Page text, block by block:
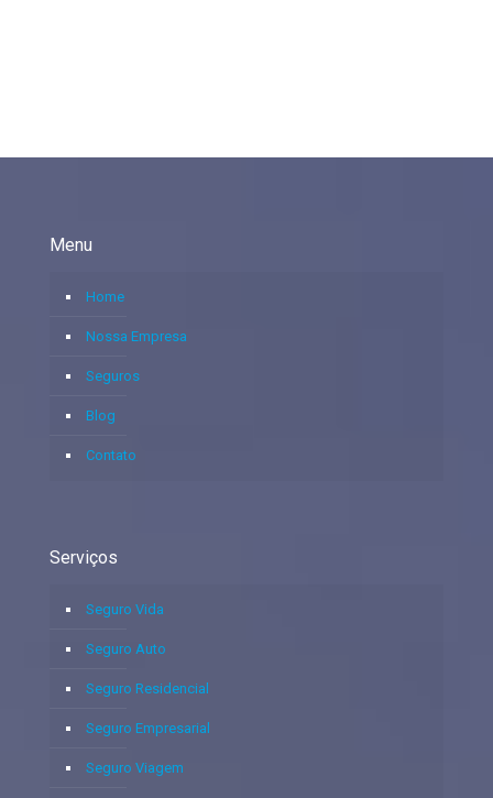
Menu
Home
Nossa Empresa
Seguros
Blog
Contato
Serviços
Seguro Vida
Seguro Auto
Seguro Residencial
Seguro Empresarial
Seguro Viagem